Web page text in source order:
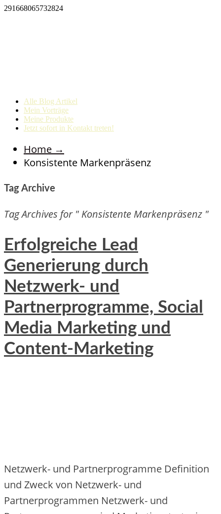
291668065732824
Alle Blog Artikel
Mein Vorträge
Meine Produkte
Jetzt sofort in Kontakt treten!
Home →
Konsistente Markenpräsenz
Tag Archive
Tag Archives for " Konsistente Markenpräsenz "
Erfolgreiche Lead
Generierung durch
Netzwerk- und
Partnerprogramme, Social
Media Marketing und
Content-Marketing
Netzwerk- und Partnerprogramme Definition
und Zweck von Netzwerk- und
Partnerprogrammen Ne‬tzwe‬rk- und